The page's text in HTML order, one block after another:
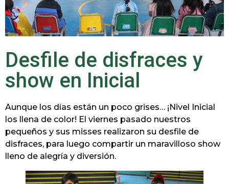
Desfile de disfraces y
show en Inicial
Aunque los días están un poco grises… ¡Nivel Inicial
los llena de color! El viernes pasado nuestros
pequeños y sus misses realizaron su desfile de
disfraces, para luego compartir un maravilloso show
lleno de alegría y diversión.